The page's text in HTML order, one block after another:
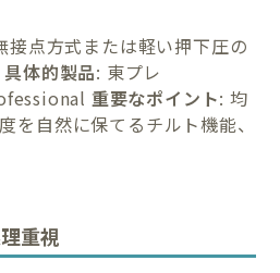
接点方式または軽い押下圧の
具体的製品: 東プレ
重要なポイント: 均
を自然に保てるチルト機能、
重視